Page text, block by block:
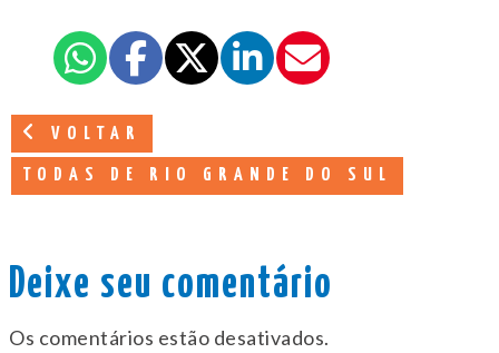
VOLTAR
TODAS DE RIO GRANDE DO SUL
Deixe seu comentário
Os comentários estão desativados.